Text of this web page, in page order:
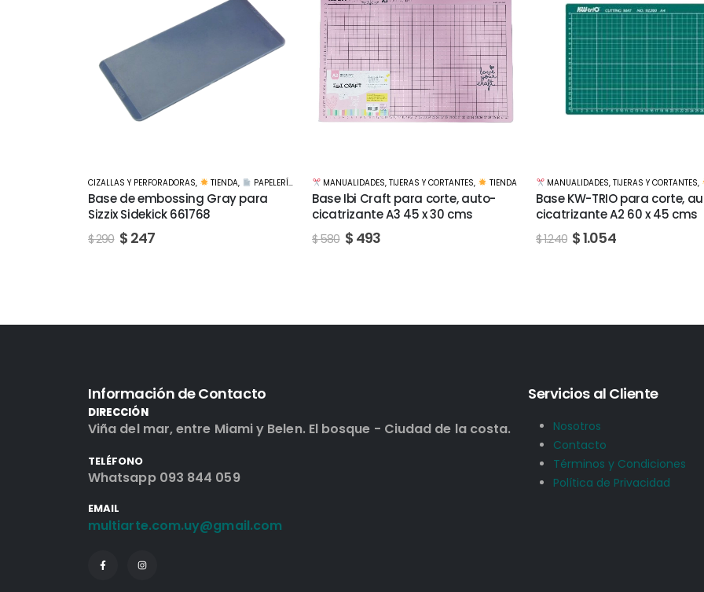
MANUALIDADES,TIJERAS Y CORTANTES, TIENDA
Base Ibi Craft para corte, auto-
cicatrizante A3 45 x 30 cms
$580 $ 493
MANUALIDADES,TIJERAS Y CORTANTES, TIENDA
Base KW-TRIO para corte, auto-
cicatrizante A2 60 x 45 cms
$1.240 $1.054
MANUALIDADES,CINTAS Y ADHESIVOS,
Cinta de pintor Truper
50mts
$350 $298
Información de Contacto
DIRECCIÓN
Viña del mar, entre Miami y Belen. El bosque - Ciudad de la costa.
TELÉFONO
Whatsapp 093 844 059
EMAIL
multiarte.com.uy@gmail.com
Servicios al Cliente
Nosotros
Contacto
Términos y Condiciones
Política de Privacidad